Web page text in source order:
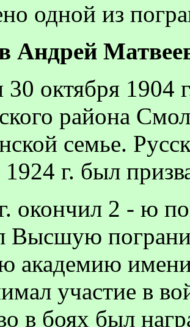
одной из
Андрей
30 октября 1904
района
семье.
1924 г. был
окончил 2 - ю
Высшую
академию
участие в
в боях был